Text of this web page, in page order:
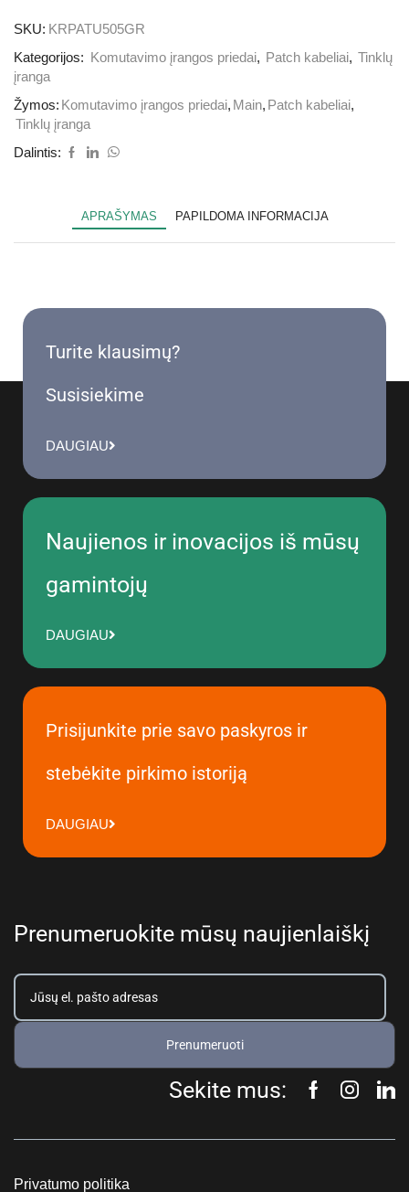
SKU: KRPATU505GR
Kategorijos:
Komutavimo įrangos priedai, Patch kabeliai, Tinklų
įranga
Žymos: Komutavimo įrangos priedai, Main, Patch kabeliai,
Tinklų įranga
Dalintis:
APRAŠYMAS PAPILDOMA INFORMACIJA
Turite klausimų?
Susisiekime
DAUGIAU
Naujienos ir inovacijos iš mūsų
gamintojų
DAUGIAU
Prisijunkite prie savo paskyros ir
stebėkite pirkimo istoriją
DAUGIAU
Prenumeruokite mūsų naujienlaiškį
Prenumeruoti
Sekite mus:
Privatumo politika